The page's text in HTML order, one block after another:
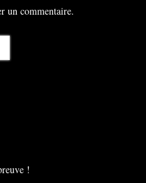
un commentaire.
!